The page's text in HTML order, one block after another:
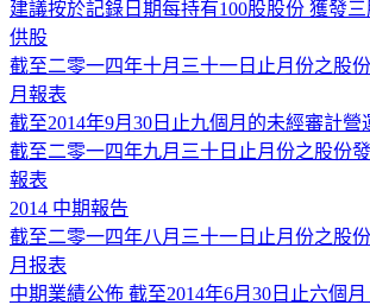
建議按於記錄日期每持有100股股份 獲發
供股
截至二零一四年十月三十一日止月份之股
月報表
截至2014年9月30日止九個月的未經審計營
截至二零一四年九月三十日止月份之股份
報表
2014 中期報告
截至二零一四年八月三十一日止月份之股
月报表
中期業績公佈 截至2014年6月30日止六個